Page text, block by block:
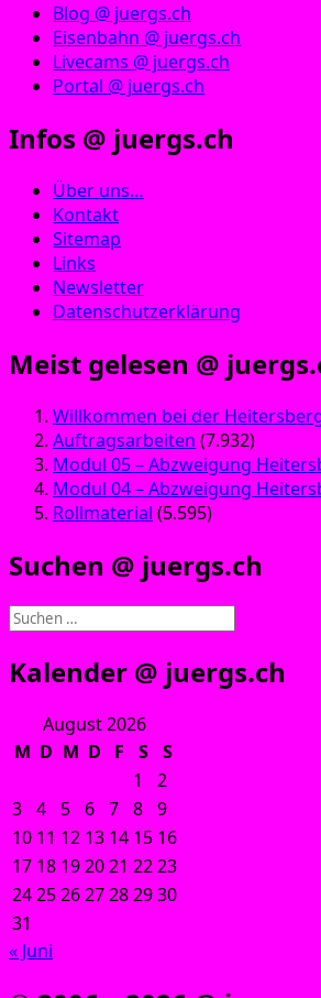
Blog @ juergs.ch
Eisenbahn @ juergs.ch
Livecams @ juergs.ch
Portal @ juergs.ch
Infos @ juergs.ch
Über uns…
Kontakt
Sitemap
Links
Newsletter
Datenschutzerklärung
Meist gelesen @
Willkommen bei der
Auftragsarbeiten (7.932)
Modul 05 – Abzweigung
Modul 04 – Abzweigung
Rollmaterial (5.595)
Suchen @ juergs.ch
Suchen
Kalender @ juergs.ch
August 2026
M D M D F S
S
1
2
3 4 5 6 7 8 9
10 11 12 13 14 15 16
17 18 192021 2223
24252627282930
31
« Juni